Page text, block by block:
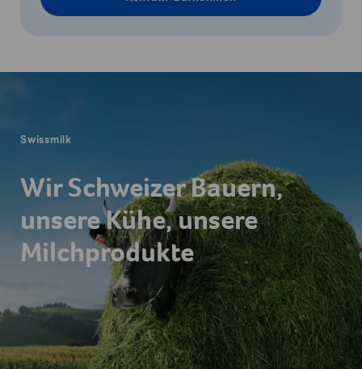
Swissmilk
Wir Schweizer Bauern,
unsere Kühe, unsere
Milchprodukte